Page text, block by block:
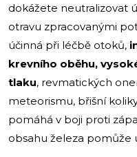
dokážete neutralizovat
otravu zpracovanými
účinná při léčbě otoků,
krevního oběhu,
tlaku, revmatických
meteorismu, břišní
pomáhá v boji proti
obsahu železa pomůže